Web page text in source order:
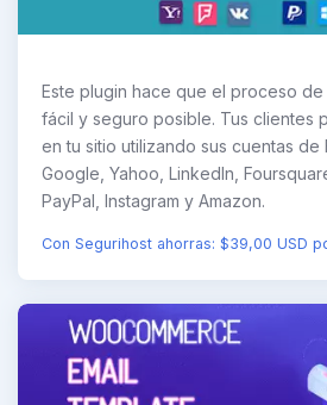
Este plugin hace que el proceso de
fácil y seguro posible. Tus clientes
en tu sitio utilizando sus cuentas de
Google, Yahoo, LinkedIn,
PayPal, Instagram y Amazon.
Con Segurihost ahorras: $39,00 USD